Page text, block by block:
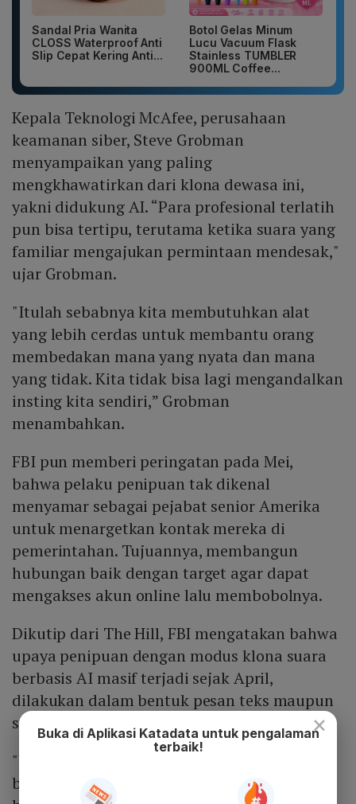
Sandal Pria Wanita
CLOSS Waterproof Anti
Slip Cepat Kering Anti...
Botol Gelas Minum
Lucu Vacuum Flask
Stainless TUMBLER
900ML Coffee...
Kepala Teknologi McAfee, perusahaan
keamanan siber, Steve Grobman
menyampaikan yang paling
mengkhawatirkan dari klona dewasa ini,
yakni didukung AI. “Para profesional terlatih
pun bisa tertipu, terutama ketika suara yang
familiar mengajukan permintaan mendesak,"
ujar Grobman.
"Itulah sebabnya kita membutuhkan alat
yang lebih cerdas untuk membantu orang
membedakan mana yang nyata dan mana
yang tidak. Kita tidak bisa lagi mengandalkan
insting kita sendiri,” Grobman
menambahkan.
FBI pun memberi peringatan pada Mei,
bahwa pelaku penipuan tak dikenal
menyamar sebagai pejabat senior Amerika
untuk menargetkan kontak mereka di
pemerintahan. Tujuannya, membangun
hubungan baik dengan target agar dapat
mengakses akun online lalu membobolnya.
Dikutip dari The Hill, FBI mengatakan bahwa
upaya penipuan dengan modus klona suara
berbasis AI masif terjadi sejak April,
dilakukan dalam bentuk pesan teks maupun
suara.
"Jika Anda menerima pesan yang mengaku
berasal dari pejabat senior AS, jangan
×
Buka di Aplikasi Katadata untuk pengalaman
terbaik!